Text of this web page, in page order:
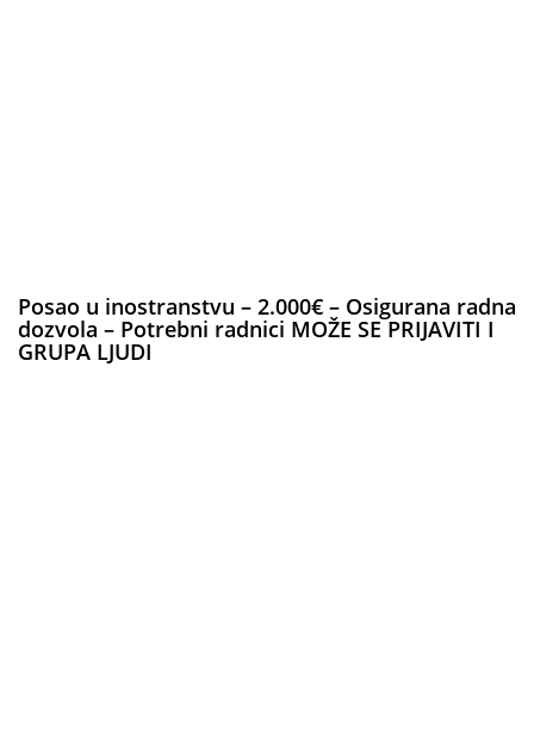
Posao u inostranstvu – 2.000€ – Osigurana radna
dozvola – Potrebni radnici MOŽE SE PRIJAVITI I
GRUPA LJUDI